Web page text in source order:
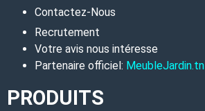
Contactez-Nous
Recrutement
Votre avis nous intéresse
Partenaire officiel: MeubleJardin.tn
PRODUITS